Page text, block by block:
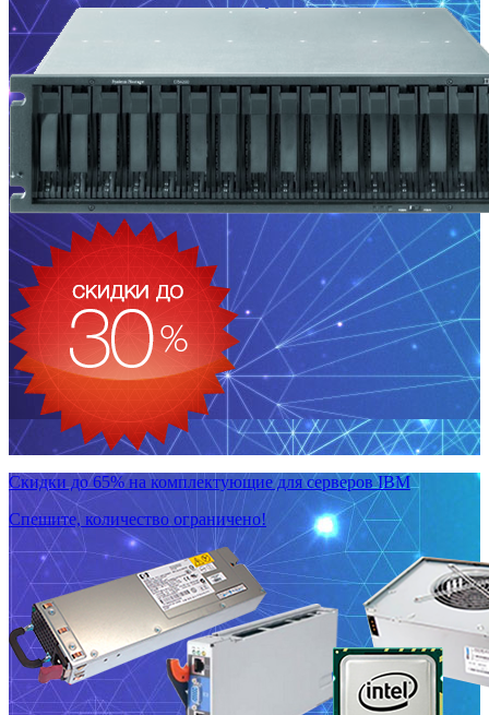
Скидки до 65% на комплектующие для серверов IBM
Спешите, количество ограничено!